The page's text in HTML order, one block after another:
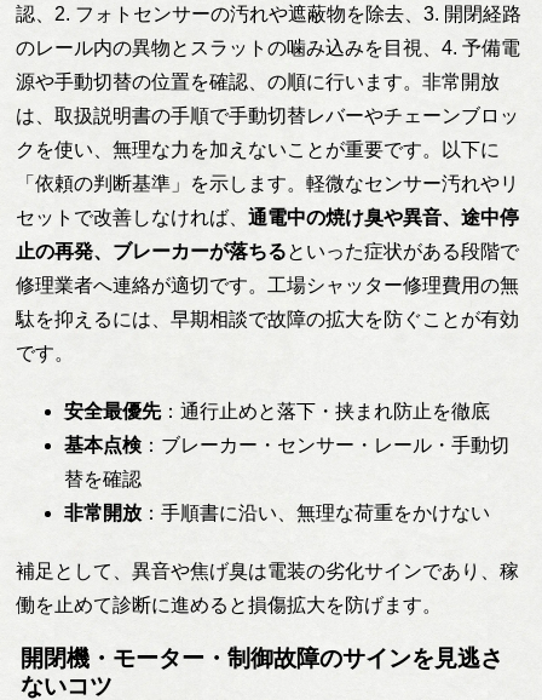
認、2. フォトセンサーの汚れや遮蔽物を除去、3. 開閉経路
のレール内の異物とスラットの噛み込みを目視、4. 予備電
源や手動切替の位置を確認、の順に行います。非常開放
は、取扱説明書の手順で手動切替レバーやチェーンブロッ
クを使い、無理な力を加えないことが重要です。以下に
「依頼の判断基準」を示します。軽微なセンサー汚れやリ
セットで改善しなければ、通電中の焼け臭や異音、途中停
止の再発、ブレーカーが落ちるといった症状がある段階で
修理業者へ連絡が適切です。工場シャッター修理費用の無
駄を抑えるには、早期相談で故障の拡大を防ぐことが有効
です。
安全最優先：通行止めと落下・挟まれ防止を徹底
基本点検 ：ブレーカー・センサー・レール・手動切
替を確認
非常開放 ：手順書に沿い、無理な荷重をかけない
補足として、異音や焦げ臭は電装の劣化サインであり、稼
働を止めて診断に進めると損傷拡大を防げます。
開閉機・モーター・制御故障のサインを見逃さ
ないコツ